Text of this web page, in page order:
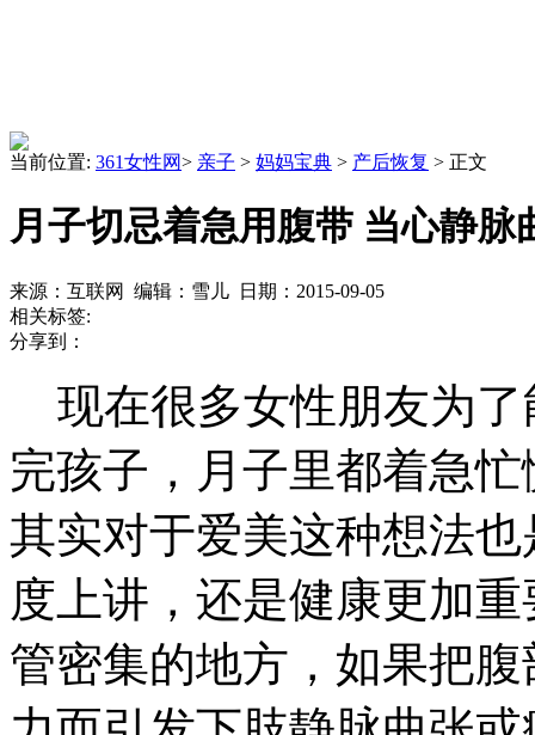
当前位置: 361女性网> 亲子 > 妈妈宝典 > 产后恢复 > 正文
月子切忌着急用腹带 当心静脉
来源：互联网 编辑：雪儿 日期：2015-09-05
相关标签:
分享到：
现在很多女性朋友为了
完孩子，月子里都着急
其实对于爱美这种想法
度上讲，还是健康更加
管密集的地方，如果把